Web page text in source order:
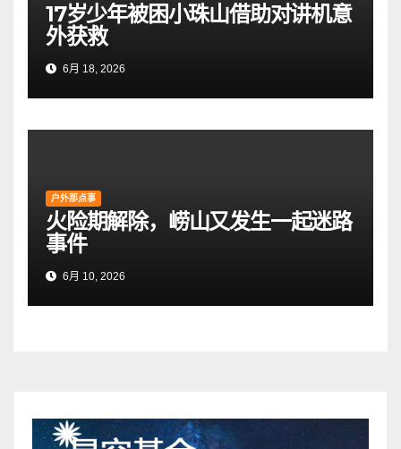
17岁少年被困小珠山借助对讲机意
外获救
6月 18, 2026
户外那点事
火险期解除，崂山又发生一起迷路
事件
6月 10, 2026